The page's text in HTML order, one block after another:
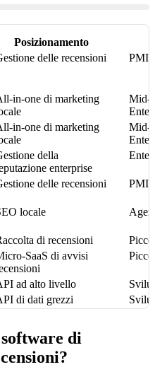
Posizionamento
delle recensioni PMI
in-one di marketing
Mid-
in-one di marketing
Mid-
della
enterprise
delle recensioni PMI
locale
di recensioni
SaaS di avvisi
ad alto livello
di dati grezzi
di